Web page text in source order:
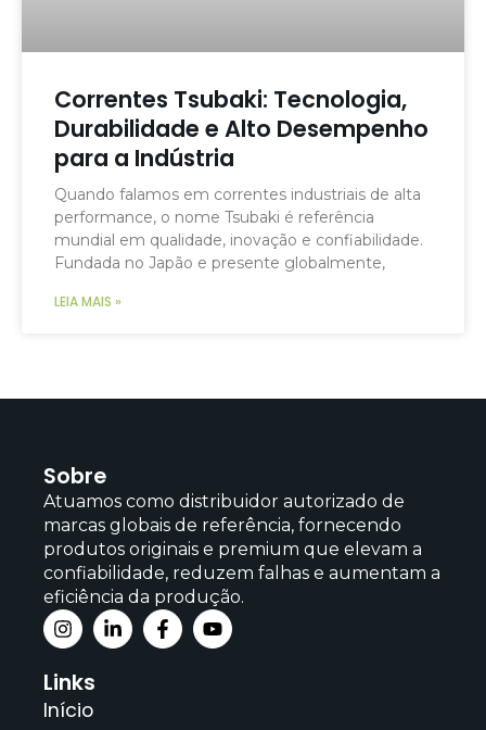
Correntes Tsubaki: Tecnologia,
Durabilidade e Alto Desempenho
para a Indústria
Quando falamos em correntes industriais de alta
performance, o nome Tsubaki é referência
mundial em qualidade, inovação e confiabilidade.
Fundada no Japão e presente globalmente,
LEIA MAIS »
Sobre
Atuamos como distribuidor autorizado de
marcas globais de referência, fornecendo
produtos originais e premium que elevam a
confiabilidade, reduzem falhas e aumentam a
eficiência da produção.
Links
Início